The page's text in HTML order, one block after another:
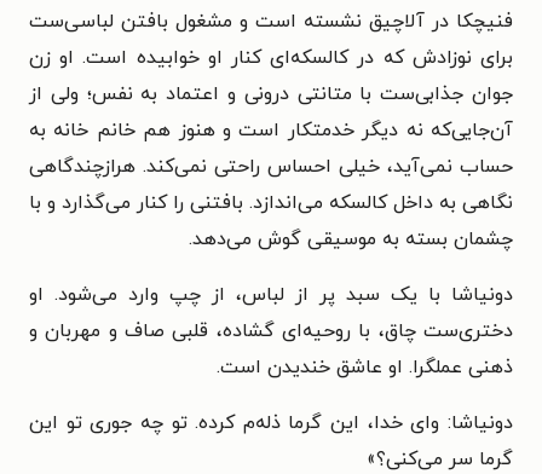
فنیچکا در آلاچیق نشسته است و مشغول بافتن لباسی‌ست
برای نوزادش که در کالسکه‌ای کنار او خوابیده است. او زن
جوان جذابی‌ست با متانتی درونی و اعتماد به نفس؛ ولی از
آن‌جایی‌که نه دیگر خدمتکار است و هنوز هم خانم خانه به
حساب نمی‌آید، خیلی احساس راحتی نمی‌کند. هرازچندگاهی
نگاهی به داخل کالسکه می‌اندازد. بافتنی را کنار می‌گذارد و با
چشمان بسته به موسیقی گوش می‌دهد.
دونیاشا با یک سبد پر از لباس، از چپ وارد می‌شود. او
دختری‌ست چاق، با روحیه‌ای گشاده، قلبی صاف و مهربان و
ذهنی عملگرا. او عاشق خندیدن است.
دونیاشا: وای خدا، این گرما ذله‌م کرده. تو چه جوری تو این
گرما سر می‌کنی؟»